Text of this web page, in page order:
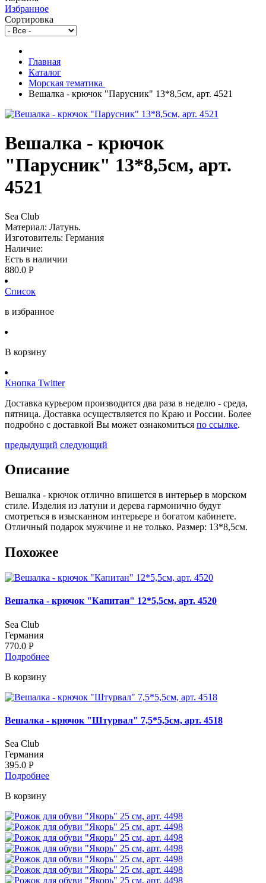
Избранное
Сортировка
Главная
Каталог
Морская тематика
Вешалка - крючок "Парусник" 13*8,5см, арт. 4521
Вешалка - крючок
"Парусник" 13*8,5см, арт.
4521
Sea Club
Материал: Латунь.
Изготовитель: Германия
Наличие:
Есть в наличии
880.0 Р
Список
в избранное
В корзину
Кнопка Twitter
Доставка курьером производится два раза в неделю - среда,
пятница. Доставка осуществляется по Краю и России. Более
подробно с доставкой Вы может ознакомиться по ссылке.
предыдущий следующий
Описание
Вешалка - крючок отлично впишется в интерьер в морском
стиле. Изделия из латуни и дерева гармонично будут
смотреться в изысканном интерьере и богатом кабинете.
Отличный подарок мужчине и не только. Размер: 13*8,5см.
Похожее
Вешалка - крючок "Капитан" 12*5,5см, арт. 4520
Sea Club
Германия
770.0 Р
Подробнее
В корзину
Вешалка - крючок "Штурвал" 7,5*5,5см, арт. 4518
Sea Club
Германия
395.0 Р
Подробнее
В корзину